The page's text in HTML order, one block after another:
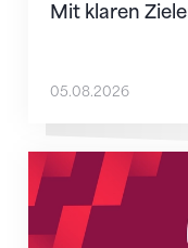
Mit klaren
05.08.2026
Neue